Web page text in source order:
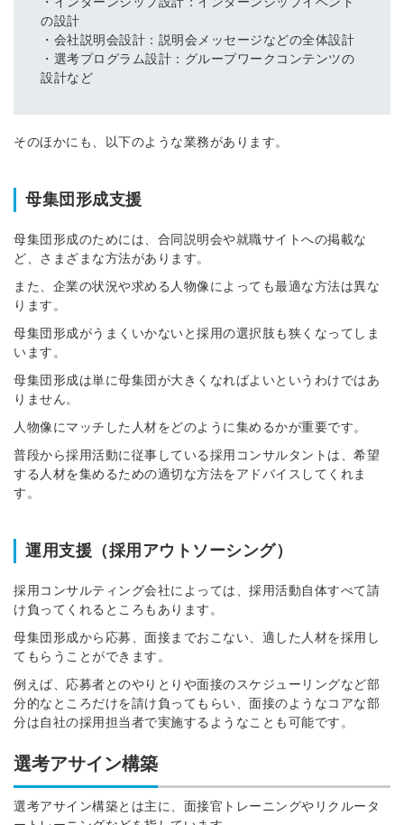
の設計
・会社説明会設計：説明会メッセージなどの全体設計
・選考プログラム設計：グループワークコンテンツの
設計など
そのほかにも、以下のような業務があります。
母集団形成支援
母集団形成のためには、合同説明会や就職サイトへの掲載な
ど、さまざまな方法があります。
また、企業の状況や求める人物像によっても最適な方法は異な
ります。
母集団形成がうまくいかないと採用の選択肢も狭くなってしま
います。
母集団形成は単に母集団が大きくなればよいというわけではあ
りません。
人物像にマッチした人材をどのように集めるかが重要です。
普段から採用活動に従事している採用コンサルタントは、希望
する人材を集めるための適切な方法をアドバイスしてくれま
す。
運用支援（採用アウトソーシング）
採用コンサルティング会社によっては、採用活動自体すべて請
け負ってくれるところもあります。
母集団形成から応募、面接までおこない、適した人材を採用し
てもらうことができます。
例えば、応募者とのやりとりや面接のスケジューリングなど部
分的なところだけを請け負ってもらい、面接のようなコアな部
分は自社の採用担当者で実施するようなことも可能です。
選考アサイン構築
選考アサイン構築とは主に、面接官トレーニングやリクルータ
要です。
採用課題の解決、新しい採用の
ビュー記事が読める
ートが届く
採用に役立つ記事・資料が届く